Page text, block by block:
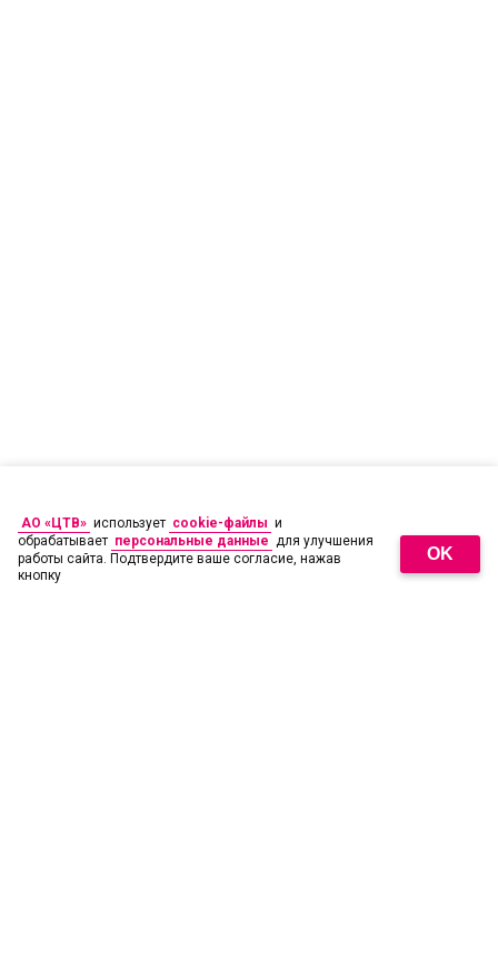
АО «ЦТВ» использует cookie-файлы и
обрабатывает персональные данные для улучшения
работы сайта. Подтвердите ваше согласие, нажав
кнопку
OK